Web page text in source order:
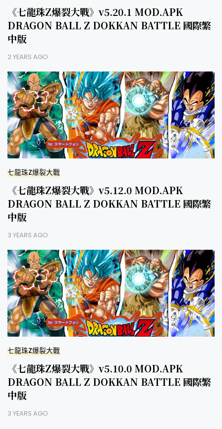
《七龍珠Z爆裂大戰》v5.20.1 MOD.APK
DRAGON BALL Z DOKKAN BATTLE 國際繁
中版
2 YEARS AGO
七龍珠Z爆裂大戰
《七龍珠Z爆裂大戰》v5.12.0 MOD.APK
DRAGON BALL Z DOKKAN BATTLE 國際繁
中版
3 YEARS AGO
七龍珠Z爆裂大戰
《七龍珠Z爆裂大戰》v5.10.0 MOD.APK
DRAGON BALL Z DOKKAN BATTLE 國際繁
中版
3 YEARS AGO